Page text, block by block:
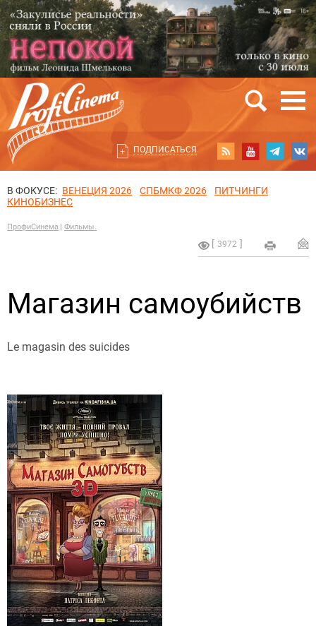
ПОДПИСАТЬСЯ
В ФОКУСЕ: ВЕНЕЦИЯ 2026 СПБМКФ 2026
ПИТЧИНГИ
КИНОБИЗНЕС
ПрофиСинема Фильмы.
3972
Магазин самоубийств
Le magasin des suicides